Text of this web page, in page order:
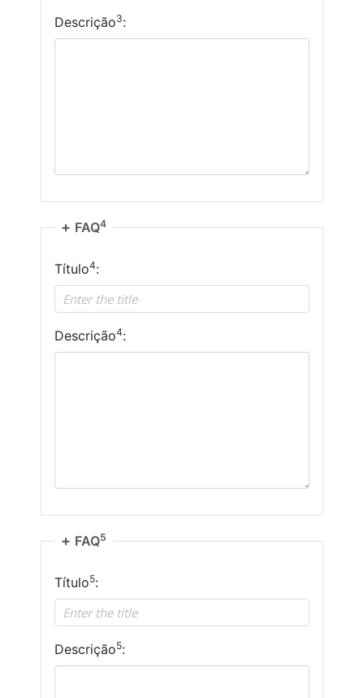
Descrição3:
FAQ4
Título4:
Descrição4:
FAQ5
Título5:
Descrição5: